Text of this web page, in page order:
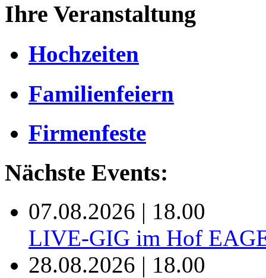
Ihre Veranstaltung
Hochzeiten
Familienfeiern
Firmenfeste
Nächste Events:
07.08.2026 | 18.00
LIVE-GIG im Hof
28.08.2026 | 18.00